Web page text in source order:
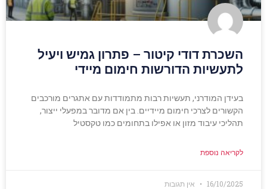
השכרת דודי קיטור – פתרון גמיש ויעיל
לתעשיות הדורשות חימום מיידי
בעידן המודרני, תעשיות רבות מתמודדות עם אתגרים מורכבים
הקשורים לצרכי חימום מיידיים. בין אם מדובר במפעלי ייצור,
תהליכי עיבוד מזון או אפילו בתחומים כמו טקסטיל
לקריאה נוספת
16/10/2025 אין תגובות